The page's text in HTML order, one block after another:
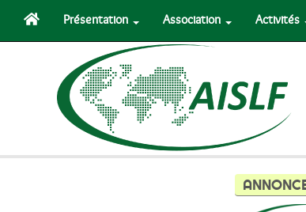
Présentation Association Activités